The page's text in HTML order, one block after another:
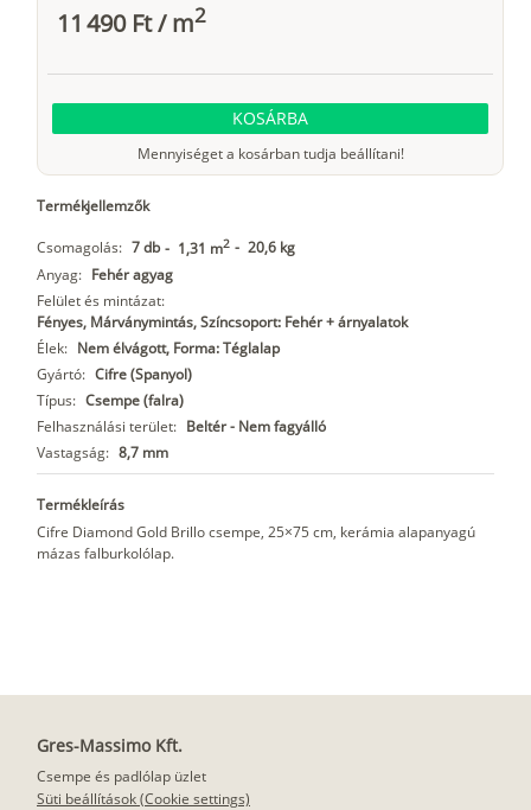
11 490 Ft/m2
KOSÁRBA
Mennyiséget a kosárban tudja beállítani!
Termékjellemzők
Csomagolás: 7 db - 1,31 m2 - 20,6 kg
Anyag: Fehér agyag
Felület és mintázat:
Fényes, Márványmintás, Színcsoport: Fehér + árnyalatok
Élek: Nem élvágott, Forma: Téglalap
Gyártó: Cifre (Spanyol)
Típus: Csempe (falra)
Felhasználási terület: Beltér - Nem fagyálló
Vastagság: 8,7 mm
Termékleírás
Cifre Diamond Gold Brillo csempe, 25×75 cm, kerámia alapanyagú
mázas falburkolólap.
Gres-Massimo Kft.
Csempe és padlólap üzlet
Süti beállítások (Cookie settings)